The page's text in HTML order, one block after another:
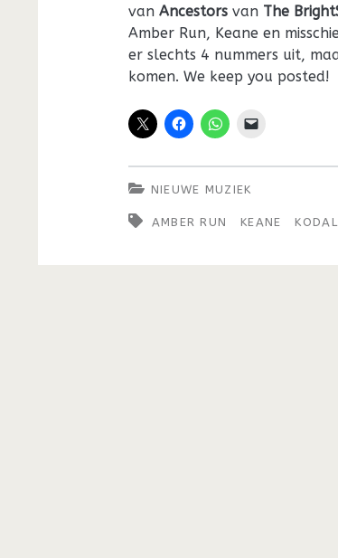
van Ancestorsvan The
Amber Run, Keane en
er slechts 4 nummers uit,
komen. We keep you posted!
NIEUWE MUZIEK
AMBER RUN KEANE